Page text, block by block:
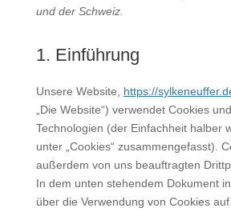
und der Schweiz.
1. Einführung
Unsere Website, https://
„Die Website“) verwendet Cookies
Technologien (der Einfachheit halber
unter „Cookies“ zusammengefasst).
außerdem von uns beauftragten
In dem unten stehendem Dokument
über die Verwendung von Cookies